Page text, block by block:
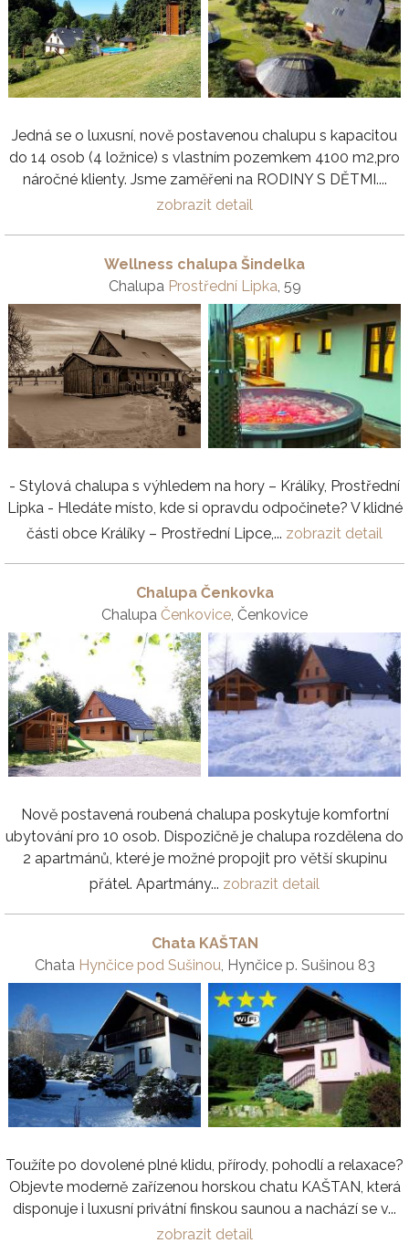
Jedná se o luxusní, nově postavenou chalupu s kapacitou
do 14 osob (4 ložnice) s vlastním pozemkem 4100 m2,pro
náročné klienty. Jsme zaměřeni na RODINY S DĚTMI....
zobrazit detail
Wellness chalupa Šindelka
Chalupa Prostřední Lipka, 59
- Stylová chalupa s výhledem na hory – Králíky, Prostřední
Lipka - Hledáte místo, kde si opravdu odpočinete? V klidné
části obce Králíky – Prostřední Lipce,... zobrazit detail
Chalupa Čenkovka
Chalupa Čenkovice, Čenkovice
Nově postavená roubená chalupa poskytuje komfortní
ubytování pro 10 osob. Dispozičně je chalupa rozdělena do
2 apartmánů, které je možné propojit pro větší skupinu
přátel. Apartmány... zobrazit detail
Chata KAŠTAN
Chata Hynčice pod Sušinou, Hynčice p. Sušinou 83
Toužíte po dovolené plné klidu, přírody, pohodlí a relaxace?
Objevte moderně zařízenou horskou chatu KAŠTAN, která
disponuje i luxusní privátní finskou saunou a nachází se v...
zobrazit detail